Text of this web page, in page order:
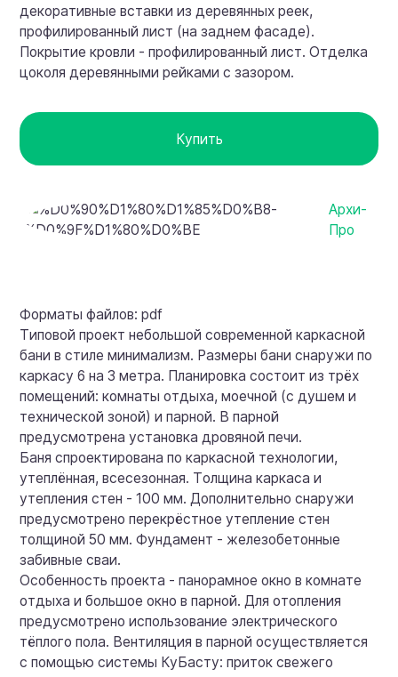
декоративные вставки из деревянных реек,
профилированный лист (на заднем фасаде).
Покрытие кровли - профилированный лист. Отделка
цоколя деревянными рейками с зазором.
Купить
Архи-
Про
Форматы файлов: pdf
Типовой проект небольшой современной каркасной
бани в стиле минимализм. Размеры бани снаружи по
каркасу 6 на 3 метра. Планировка состоит из трёх
помещений: комнаты отдыха, моечной (с душем и
технической зоной) и парной. В парной
предусмотрена установка дровяной печи.
Баня спроектирована по каркасной технологии,
утеплённая, всесезонная. Толщина каркаса и
утепления стен - 100 мм. Дополнительно снаружи
предусмотрено перекрёстное утепление стен
толщиной 50 мм. Фундамент - железобетонные
забивные сваи.
Особенность проекта - панорамное окно в комнате
отдыха и большое окно в парной. Для отопления
предусмотрено использование электрического
тёплого пола. Вентиляция в парной осуществляется
с помощью системы КуБасту: приток свежего